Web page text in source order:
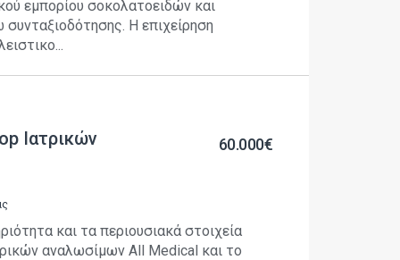
εμπορίου σοκολατοειδών και
Η επιχείρηση
Ιατρικών
και τα περιουσιακά στοιχεία
αναλωσίμων All Medical και το
60.000€